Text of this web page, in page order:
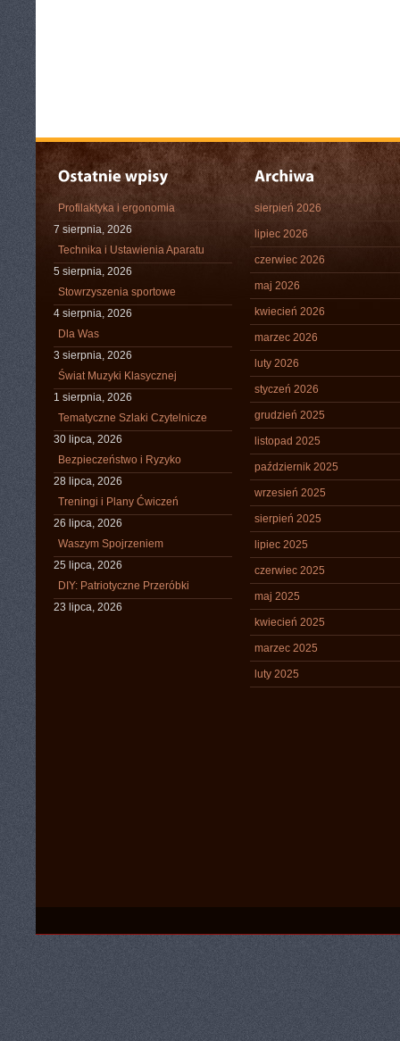
Profilaktyka i ergonomia
7 sierpnia, 2026
Technika i Ustawienia Aparatu
5 sierpnia, 2026
Stowrzyszenia sportowe
4 sierpnia, 2026
Dla Was
3 sierpnia, 2026
Świat Muzyki Klasycznej
1 sierpnia, 2026
Tematyczne Szlaki Czytelnicze
30 lipca, 2026
Bezpieczeństwo i Ryzyko
28 lipca, 2026
Treningi i Plany Ćwiczeń
26 lipca, 2026
Waszym Spojrzeniem
25 lipca, 2026
DIY: Patriotyczne Przeróbki
23 lipca, 2026
sierpień 2026
lipiec 2026
czerwiec 2026
maj 2026
kwiecień 2026
marzec 2026
luty 2026
styczeń 2026
grudzień 2025
listopad 2025
październik 2025
wrzesień 2025
sierpień 2025
lipiec 2025
czerwiec 2025
maj 2025
kwiecień 2025
marzec 2025
luty 2025